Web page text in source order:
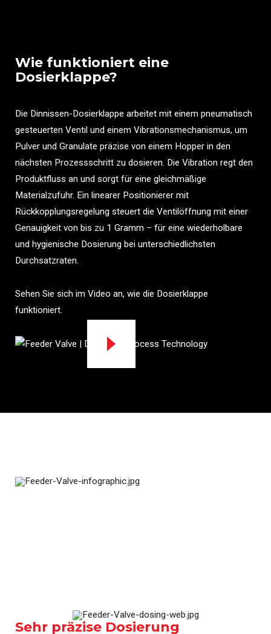
Wie funktioniert eine
Dosierklappe?
Die Dinnissen-Dosierklappe arbeitet mit einem pneumatisch
gesteuerten Ventil und einem Vibrationsmechanismus, um
Pulver und Granulate präzise von einem Hopper in den
nächsten Prozessschritt zu dosieren. Die Vibration regt den
Produktfluss an und sorgt für eine gleichmäßige
Materialzufuhr. Ein linearer Positionierer mit
Rückkopplungsregelung steuert die Ventilöffnung mit einer
Genauigkeit von bis zu 1 Gramm – für eine wiederholbare
und hygienische Dosierung bei unterschiedlichsten
Durchsatzraten.
Sehen Sie sich im Video an, wie die Dosierklappe
funktioniert.
Sehr präzise Dosierung